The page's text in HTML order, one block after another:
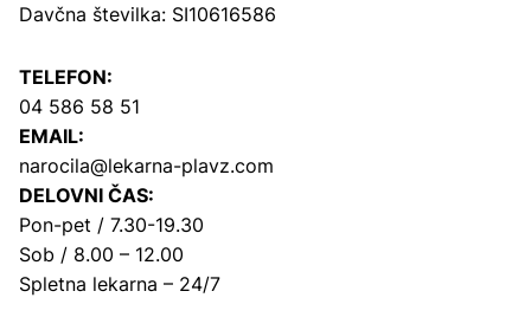
Davčna številka: SI10616586
TELEFON:
04 586 58 51
EMAIL:
narocila@lekarna-plavz.com
DELOVNI ČAS:
Pon-pet / 7.30-19.30
Sob / 8.00 – 12.00
Spletna lekarna – 24/7